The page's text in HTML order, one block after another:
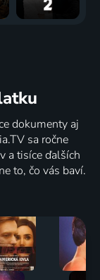
dokumenty aj
sa ročne
a tisíce ďalších
to, čo vás baví.